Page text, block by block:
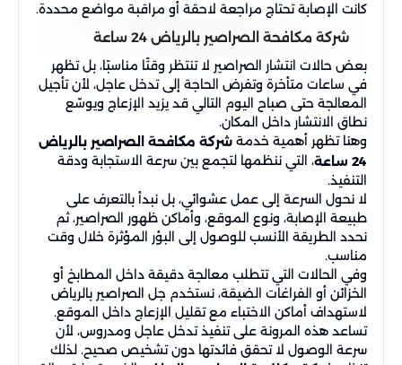
كانت الإصابة تحتاج مراجعة لاحقة أو مراقبة مواضع محددة.
شركة مكافحة الصراصير بالرياض 24 ساعة
بعض حالات انتشار الصراصير لا تنتظر وقتًا مناسبًا، بل تظهر
في ساعات متأخرة وتفرض الحاجة إلى تدخل عاجل، لأن تأجيل
المعالجة حتى صباح اليوم التالي قد يزيد الإزعاج ويوسّع
نطاق الانتشار داخل المكان.
وهنا تظهر أهمية خدمة شركة مكافحة الصراصير بالرياض
24 ساعة
، التي ننظمها لتجمع بين سرعة الاستجابة ودقة
التنفيذ.
لا نحول السرعة إلى عمل عشوائي، بل نبدأ بالتعرف على
طبيعة الإصابة، ونوع الموقع، وأماكن ظهور الصراصير، ثم
نحدد الطريقة الأنسب للوصول إلى البؤر المؤثرة خلال وقت
مناسب.
وفي الحالات التي تتطلب معالجة دقيقة داخل المطابخ أو
الخزائن أو الفراغات الضيقة، نستخدم جل الصراصير بالرياض
لاستهداف أماكن الاختباء مع تقليل الإزعاج داخل الموقع.
تساعد هذه المرونة على تنفيذ تدخل عاجل ومدروس، لأن
سرعة الوصول لا تحقق فائدتها دون تشخيص صحيح. لذلك